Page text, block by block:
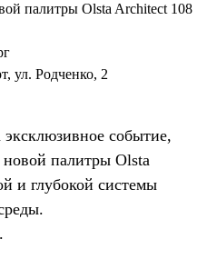
палитры Olsta Architect 108
ул. Родченко, 2
событие,
палитры Olsta
и глубокой системы